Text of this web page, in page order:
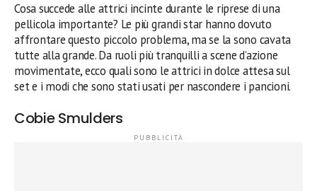
Cosa succede alle attrici incinte durante le riprese di una
pellicola importante? Le più grandi star hanno dovuto
affrontare questo piccolo problema, ma se la sono cavata
tutte alla grande. Da ruoli più tranquilli a scene d’azione
movimentate, ecco quali sono le attrici in dolce attesa sul
set e i modi che sono stati usati per nascondere i pancioni.
Cobie Smulders